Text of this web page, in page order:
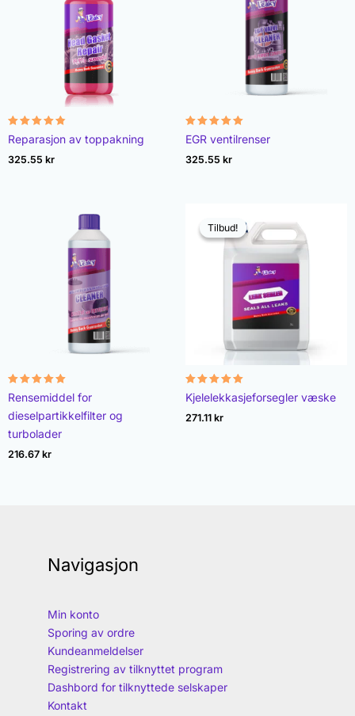
Vurdert
4.78
av 5
Reparasjon av toppakning
325.55 kr
Vurdert
4.93
av 5
EGR ventilrenser
325.55 kr
Vurdert
4.96
av 5
Rensemiddel for
dieselpartikkelfilter og
turbolader
216.67 kr
Tilbud!
Tilbud!
Vurdert
4.89
av 5
Kjelelekkasjeforsegler væske
271.11 kr
Navigasjon
Min konto
Sporing av ordre
Kundeanmeldelser
Registrering av tilknyttet program
Dashbord for tilknyttede selskaper
Kontakt